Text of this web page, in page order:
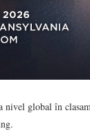
global în